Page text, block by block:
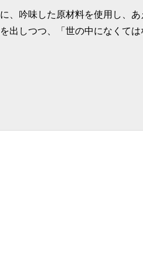
、吟味した原材料を使用し、
出しつつ、「世の中になくて